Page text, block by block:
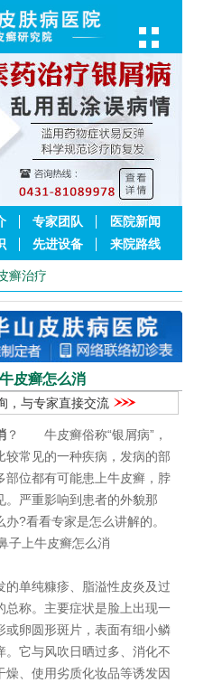
专家团队
医院新闻
先进设备 来院路线
癣治疗
皮癣怎么消
，与专家直接交流
？ 牛皮癣俗称“银屑病”，
较常见的一种疾病，发病的部
部位都有可能患上牛皮癣，脖
。严重影响到患者的外貌那
?看看专家是怎么讲解的。
单纯糠疹、脂溢性皮炎及过
总称。主要症状是脸上出现一
或卵圆形斑片，表面有细小鳞
。它与风吹日晒过多、消化不
燥、使用劣质化妆品等诱发因